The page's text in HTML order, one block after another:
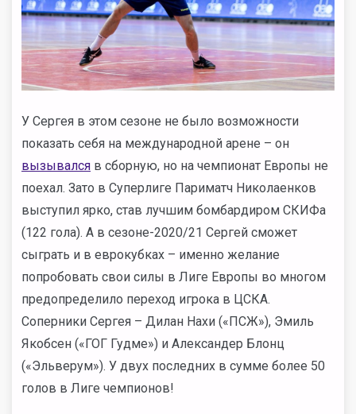
У Сергея в этом сезоне не было возможности
показать себя на международной арене – он
вызывался в сборную, но на чемпионат Европы не
поехал. Зато в Суперлиге Париматч Николаенков
выступил ярко, став лучшим бомбардиром СКИФа
(122 гола). А в сезоне-2020/21 Сергей сможет
сыграть и в еврокубках – именно желание
попробовать свои силы в Лиге Европы во многом
предопределило переход игрока в ЦСКА.
Соперники Сергея – Дилан Нахи («ПСЖ»), Эмиль
Якобсен («ГОГ Гудме») и Александер Блонц
(«Эльверум»). У двух последних в сумме более 50
голов в Лиге чемпионов!